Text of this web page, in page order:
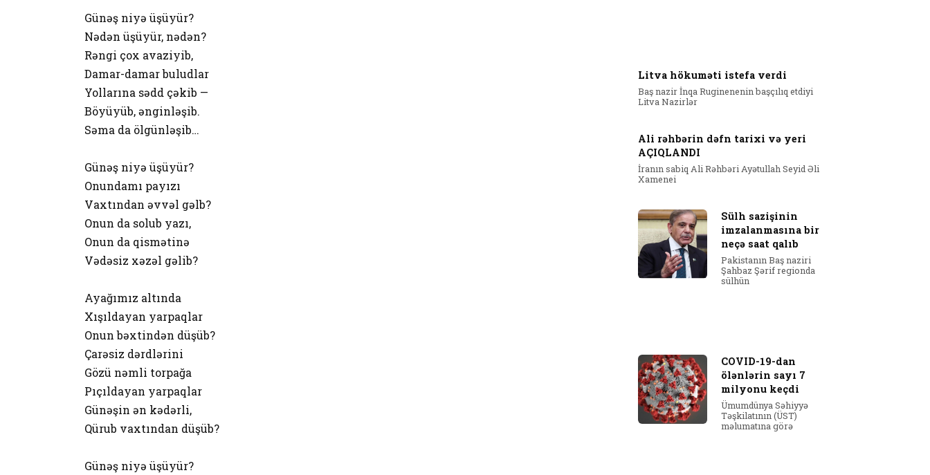
Günəş niyə üşüyür?
Nədən üşüyür, nədən?
Rəngi çox avaziyib,
Damar-damar buludlar
Yollarına sədd çəkib —
Böyüyüb, ənginləşib.
Səma da ölgünləşib…
Günəş niyə üşüyür?
Onundamı payızı
Vaxtından əvvəl gəlb?
Onun da solub yazı,
Onun da qismətinə
Vədəsiz xəzəl gəlib?
Ayağımız altında
Xışıldayan yarpaqlar
Onun bəxtindən düşüb?
Çarəsiz dərdlərini
Gözü nəmli torpağa
Pıçıldayan yarpaqlar
Günəşin ən kədərli,
Qürub vaxtından düşüb?
Günəş niyə üşüyür?
Litva hökuməti istefa verdi
Baş nazir İnqa Ruginenenin başçılıq etdiyi
Litva Nazirlər
Ali rəhbərin dəfn tarixi və yeri
AÇIQLANDI
İranın sabiq Ali Rəhbəri Ayətullah Seyid Əli
Xamenei
Sülh sazişinin
imzalanmasına bir
neçə saat qalıb
Pakistanın Baş naziri
Şahbaz Şərif regionda
sülhün
COVID-19-dan
ölənlərin sayı 7
milyonu keçdi
Ümumdünya Səhiyyə
Təşkilatının (ÜST)
məlumatına görə